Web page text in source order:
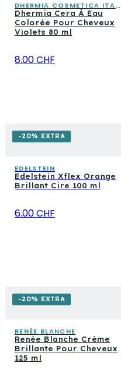
DHERMIA COSMETICA ITALIANA
Dhermia Cera À Eau
Colorée Pour Cheveux
Violets 80 ml
8.00 CHF
-20% EXTRA
EDELSTEIN
Edelstein Xflex Orange
Brillant Cire 100 ml
6.00 CHF
-20% EXTRA
RENÉE BLANCHE
Renée Blanche Crème
Brillante Pour Cheveux
125 ml